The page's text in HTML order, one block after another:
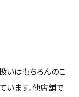
いはもちろんのこ
います。他店舗で